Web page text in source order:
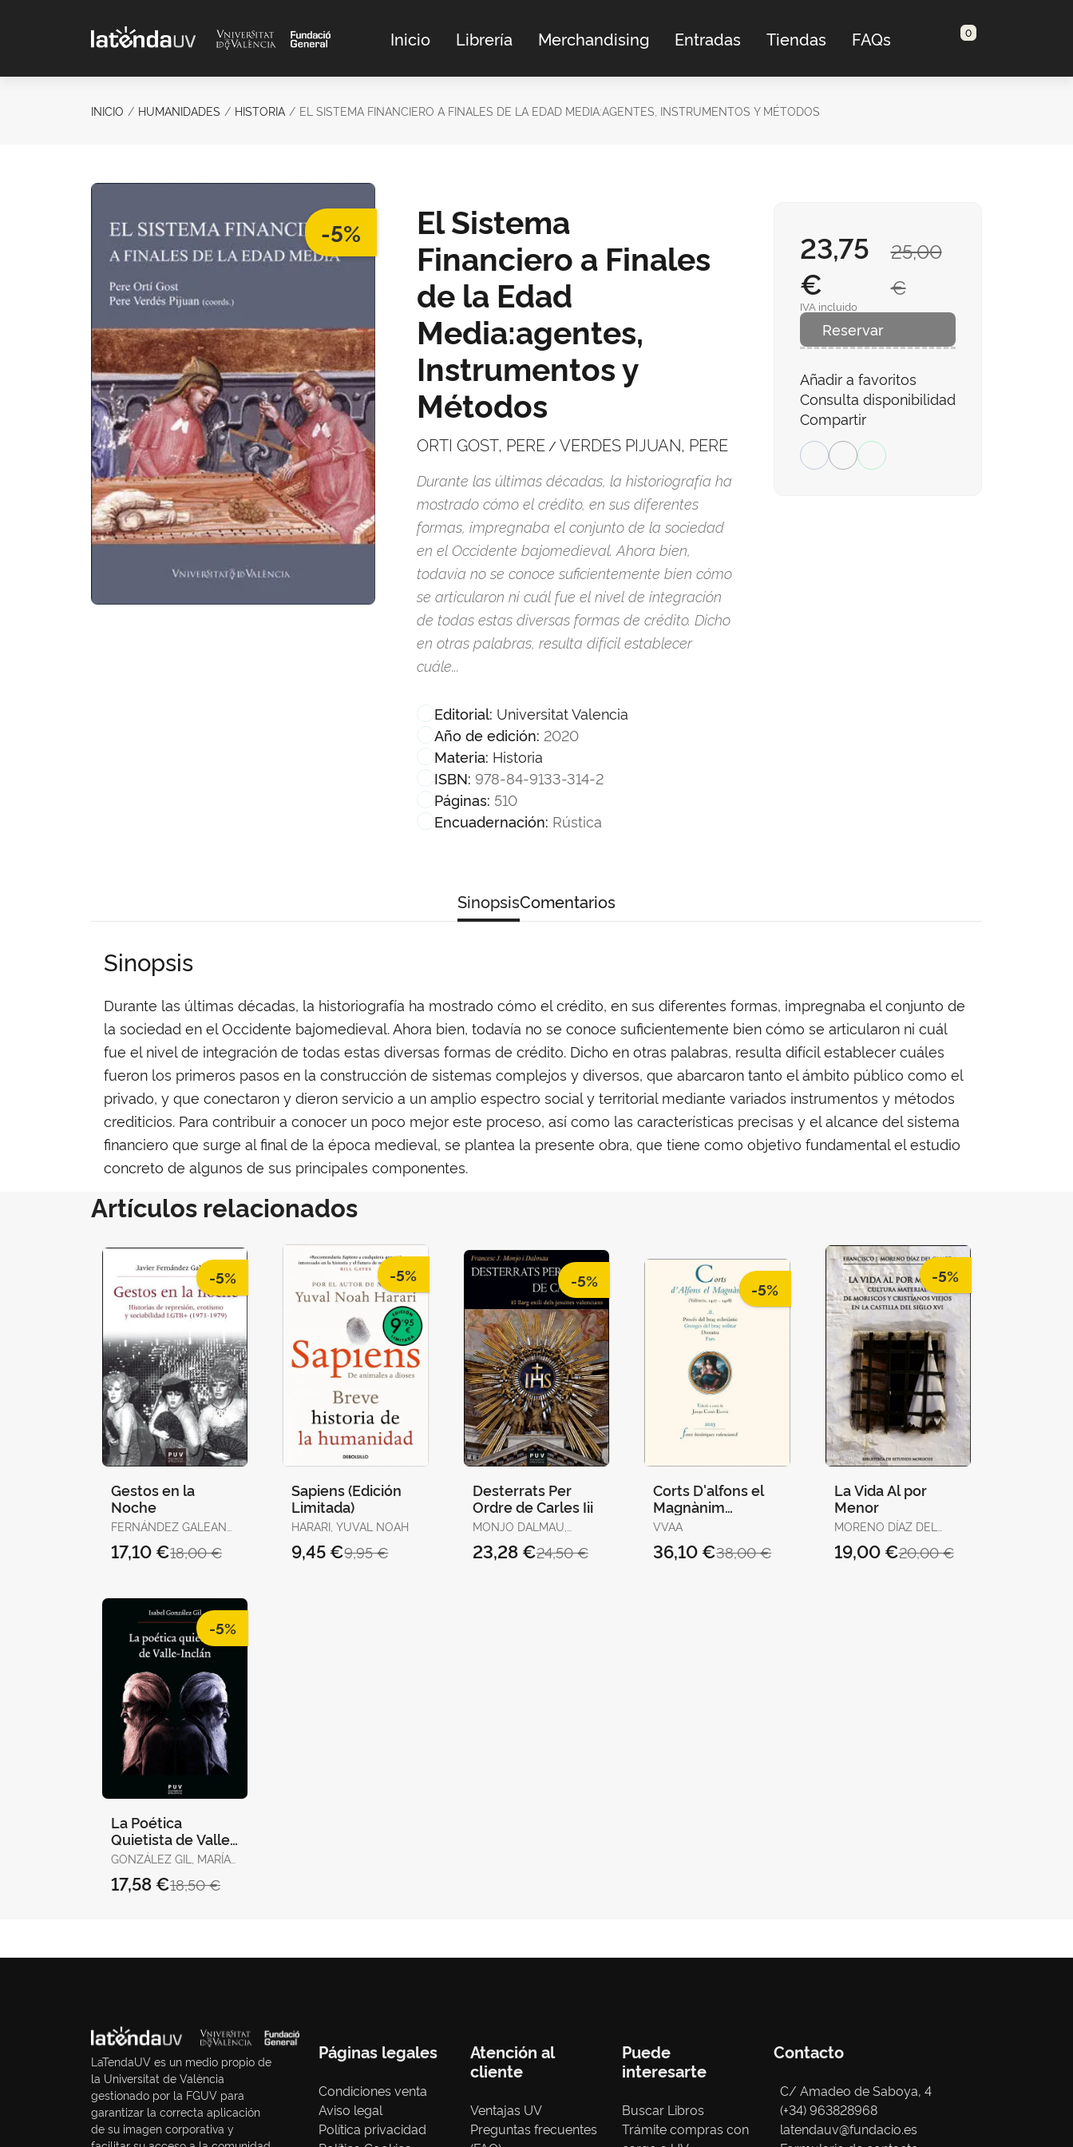
Inicio Librería Merchandising Entradas Tiendas FAQs 0
INICIO HUMANIDADES HISTORIA EL SISTEMA FINANCIERO A FINALES DE LA EDAD MEDIA:AGENTES, INSTRUMENTOS Y MÉTODOS
-5%
El Sistema
Financiero a Finales
de la Edad
Media:agentes,
Instrumentos y
Métodos
ORTI GOST, PERE / VERDES PIJUAN, PERE
Durante las últimas décadas, la historiografía ha
mostrado cómo el crédito, en sus diferentes
formas, impregnaba el conjunto de la sociedad
en el Occidente bajomedieval. Ahora bien,
todavía no se conoce suficientemente bien cómo
se articularon ni cuál fue el nivel de integración
de todas estas diversas formas de crédito. Dicho
en otras palabras, resulta difícil establecer
cuále...
Editorial: Universitat Valencia
Año de edición: 2020
Materia: Historia
ISBN: 978-84-9133-314-2
Páginas: 510
Encuadernación: Rústica
25,00
€
23,75
€
IVA incluido
Reservar
Añadir a favoritos
Consulta disponibilidad
Compartir
SinopsisComentarios
Sinopsis
Durante las últimas décadas, la historiografía ha mostrado cómo el crédito, en sus diferentes formas, impregnaba el conjunto de
la sociedad en el Occidente bajomedieval. Ahora bien, todavía no se conoce suficientemente bien cómo se articularon ni cuál
fue el nivel de integración de todas estas diversas formas de crédito. Dicho en otras palabras, resulta difícil establecer cuáles
fueron los primeros pasos en la construcción de sistemas complejos y diversos, que abarcaron tanto el ámbito público como el
privado, y que conectaron y dieron servicio a un amplio espectro social y territorial mediante variados instrumentos y métodos
crediticios. Para contribuir a conocer un poco mejor este proceso, así como las características precisas y el alcance del sistema
financiero que surge al final de la época medieval, se plantea la presente obra, que tiene como objetivo fundamental el estudio
concreto de algunos de sus principales componentes.
Artículos relacionados
-5%
Gestos en la
Noche
FERNÁNDEZ GALEANO,
18,00 €
17,10 €
-5%
Sapiens (Edición
Limitada)
HARARI, YUVAL NOAH
9,95 €
9,45 €
-5%
Desterrats Per
Ordre de Carles Iii
MONJO DALMAU,
24,50 €
23,28 €
-5%
Corts D'alfons el
Magnànim
(València, 1417-
VVAA
38,00 €
36,10 €
-5%
La Vida Al por
Menor
MORENO DÍAZ DEL
20,00 €
19,00 €
-5%
La Poética
Quietista de Valle-
Inclán
GONZÁLEZ GIL, MARÍA
18,50 €
17,58 €
LaTendaUV es un medio propio de
la Universitat de València
gestionado por la FGUV para
garantizar la correcta aplicación
de su imagen corporativa y
Páginas legales
Condiciones venta
Aviso legal
Política privacidad
Atención al
cliente
Ventajas UV
Preguntas frecuentes
Puede
interesarte
Buscar Libros
Trámite compras con
Contacto
C/ Amadeo de Saboya, 4
(+34) 963828968
latendauv@fundacio.es